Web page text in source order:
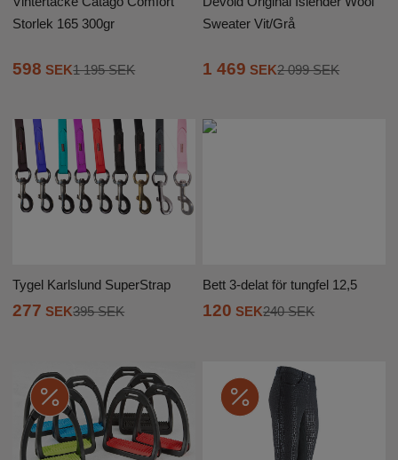
Storlek 165 300gr
598 SEK1 195 SEK
Sweater Vit/Grå
1 469 SEK2 099 SEK
Tygel Karlslund SuperStrap
277 SEK395 SEK
Bett 3-delat för tungfel 12,5
120 SEK240 SEK